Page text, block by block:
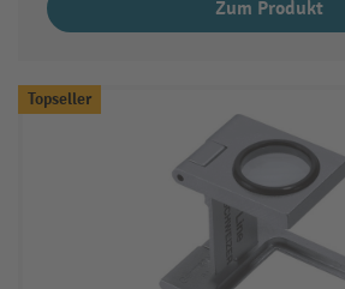
Zum Produkt
Topseller